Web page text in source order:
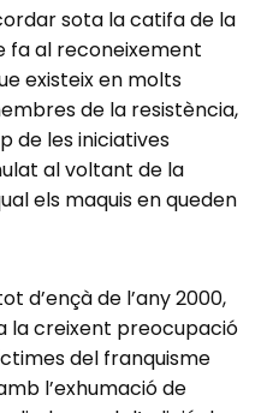
sota la catifa de la
fa al reconeixement
existeix en molts
de la resistència,
de les iniciatives
al voltant de la
els maquis en queden
d’ençà de l’any 2000,
la creixent preocupació
del franquisme
l’exhumació de